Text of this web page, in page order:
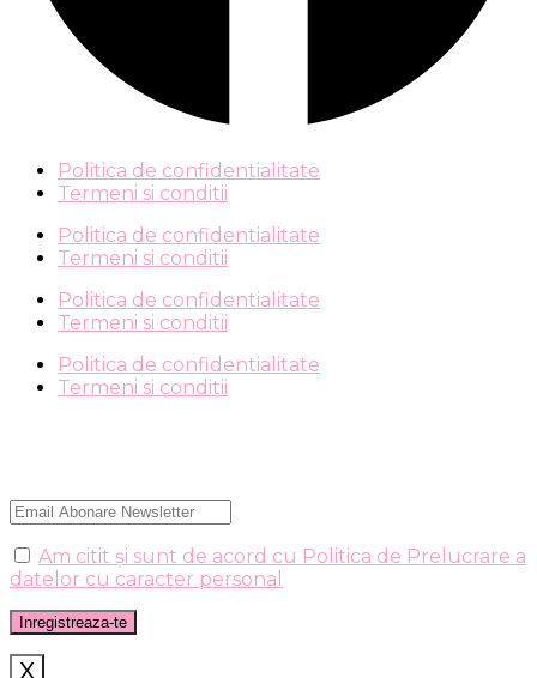
Politica de confidentialitate
Termeni si conditii
Politica de confidentialitate
Termeni si conditii
Politica de confidentialitate
Termeni si conditii
Politica de confidentialitate
Termeni si conditii
Am citit și sunt de acord cu Politica de Prelucrare a
datelor cu caracter personal
X